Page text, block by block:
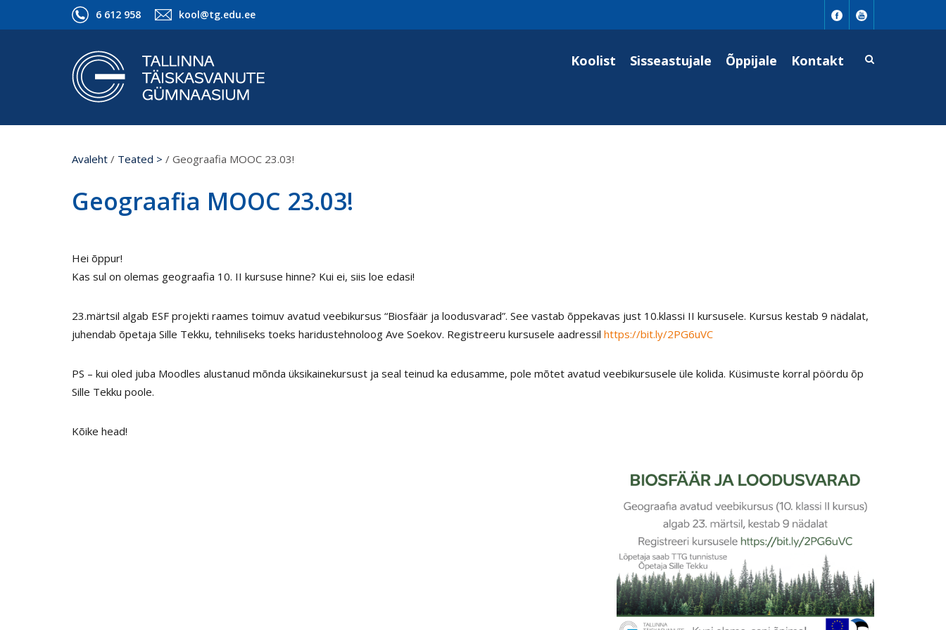
6 612 958 kool@tg.edu.ee
Koolist Sisseastujale Õppijale Kontakt
Avaleht / Teated > / Geograafia MOOC 23.03!
Geograafia MOOC 23.03!
Hei õppur!
Kas sul on olemas geograafia 10. II kursuse hinne? Kui ei, siis loe edasi!
23.märtsil algab ESF projekti raames toimuv avatud veebikursus “Biosfäär ja loodusvarad”. See vastab õppekavas just 10.klassi II kursusele. Kursus kestab 9 nädalat,
juhendab õpetaja Sille Tekku, tehniliseks toeks haridustehnoloog Ave Soekov. Registreeru kursusele aadressil https://bit.ly/2PG6uVC
PS – kui oled juba Moodles alustanud mõnda üksikainekursust ja seal teinud ka edusamme, pole mõtet avatud veebikursusele üle kolida. Küsimuste korral pöördu õp
Sille Tekku poole.
Kõike head!